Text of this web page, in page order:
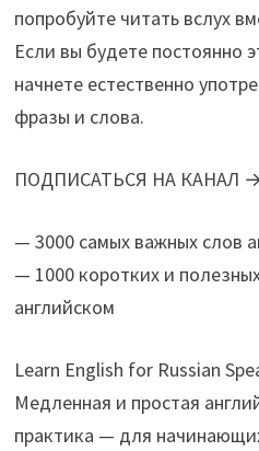
попробуйте читать вслух
Если вы будете постоянно
начнете естественно
фразы и слова.
ПОДПИСАТЬСЯ НА КАНАЛ
— 3000 самых важных слов
— 1000 коротких и
английском
Learn English for Russian
Медленная и простая
практика — для